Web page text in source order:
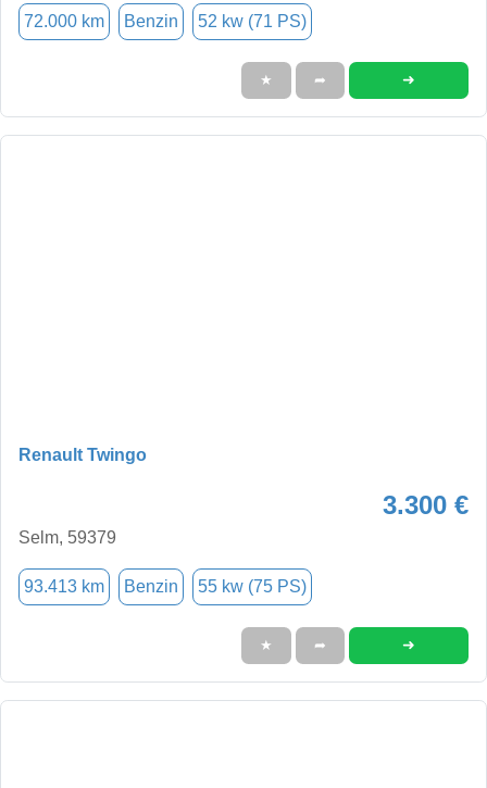
72.000 km Benzin 52 kw (71 PS)
★ ➦ ➜
Renault Twingo
3.300 €
Selm, 59379
93.413 km Benzin 55 kw (75 PS)
★ ➦ ➜